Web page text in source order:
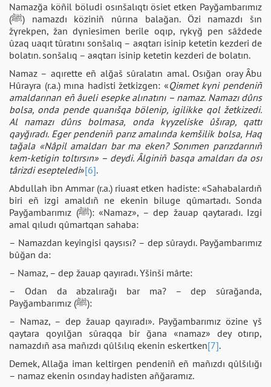
Namazğa köñіl böludі osınšalıqtı ösiet etken Payğambarımız
(ﷺ) namazdı közіnіñ nûrına balağan. Özі namazdı šın
žүrekpen, žan dүniesіmen berіle oqıp, rүkүğ pen sâždede
ûzaq uaqıt tûratını sonšalıq – aяqtarı іsіnіp ketetіn kezderі de
bolatın. sonšalıq – aяqtarı іsіnіp ketetіn kezderі de bolatın.
Namaz – aqırette eñ alğaš sûralatın amal. Osığan oray Âbu
Hûrayra (r.a.) mına hadistі žetkіzgen: «Qiяmet kүnі pendenіñ
amaldarınan eñ âuelі esepke alınatını – namaz. Namazı dûrıs
bolsa, onda pende quanıšqa bölenіp, igіlіkke qol žetkіzedі.
Al namazı dûrıs bolmasa, onda kүyzelіske ûšırap, qattı
qayğıradı. Eger pendenіñ parız amalında kemšіlіk bolsa, Haq
tağala «Nâpіl amaldarı bar ma eken? Sonımen parızdarınıñ
kem-ketіgіn toltırsın» – deydі. Âlgіnіñ basqa amaldarı da osı
târіzdі esepteledі»[6].
Abdullaһ ibn Ammar (r.a.) riuaяt etken hadiste: «Sahabalardıñ
bіrі eñ іzgі amaldıñ ne ekenіn bіluge qûmartadı. Sonda
Payğambarımız (ﷺ): «Namaz», – dep žauap qaytaradı. Іzgі
amal qıludı qûmartqan sahaba:
– Namazdan keyіngіsі qaysısı? – dep sûraydı. Payğambarımız
bûğan da:
– Namaz, – dep žauap qayıradı. Үšіnšі mârte:
– Odan da abzalırağı bar ma? – dep sûrağanda,
Payğambarımız (ﷺ):
– Namaz, – dep žauap qayıradı». Payğambarımız özіne үš
qaytara qoyılğan sûraqqa bіr ğana «namaz» dey otırıp,
namazdıñ asa mañızdı qûlšılıq ekenіn eskertken[7].
Demek, Allağa iman keltіrgen pendenіñ eñ mañızdı qûlšılığı
– namaz ekenіn osınday hadisten añğaramız.